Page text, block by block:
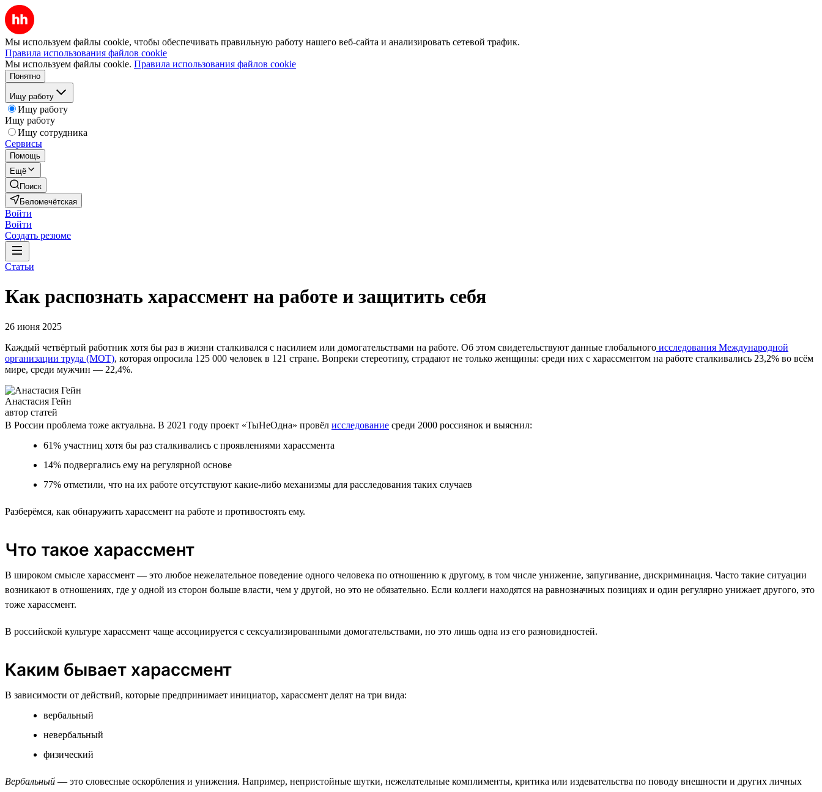
Мы используем файлы cookie, чтобы обеспечивать правильную работу нашего веб-сайта и анализировать сетевой трафик.
Правила использования файлов cookie
Мы используем файлы cookie. Правила использования файлов cookie
Понятно
Ищу работу
Ищу работу
Ищу работу
Ищу сотрудника
Сервисы
Помощь
Ещё
Поиск
Беломечётская
Войти
Войти
Создать резюме
Статьи
Как распознать харассмент на работе и защитить себя
26 июня 2025
Каждый четвёртый работник хотя бы раз в жизни сталкивался с насилием или домогательствами на работе. Об этом свидетельствуют данные глобального исследования Международной
организации труда (МОТ), которая опросила 125 000 человек в 121 стране. Вопреки стереотипу, страдают не только женщины: среди них с харассментом на работе сталкивались 23,2% во всём
мире, среди мужчин — 22,4%.
Анастасия Гейн
автор статей
В России проблема тоже актуальна. В 2021 году проект «ТыНеОдна» провёл исследование среди 2000 россиянок и выяснил:
61% участниц хотя бы раз сталкивались с проявлениями харассмента
14% подвергались ему на регулярной основе
77% отметили, что на их работе отсутствуют какие-либо механизмы для расследования таких случаев
Разберёмся, как обнаружить харассмент на работе и противостоять ему.
Что такое харассмент
В широком смысле харассмент — это любое нежелательное поведение одного человека по отношению к другому, в том числе унижение, запугивание, дискриминация. Часто такие ситуации
возникают в отношениях, где у одной из сторон больше власти, чем у другой, но это не обязательно. Если коллеги находятся на равнозначных позициях и один регулярно унижает другого, это
тоже харассмент.
В российской культуре харассмент чаще ассоциируется с сексуализированными домогательствами, но это лишь одна из его разновидностей.
Каким бывает харассмент
В зависимости от действий, которые предпринимает инициатор, харассмент делят на три вида:
вербальный
невербальный
физический
Вербальный — это словесные оскорбления и унижения. Например, непристойные шутки, нежелательные комплименты, критика или издевательства по поводу внешности и других личных